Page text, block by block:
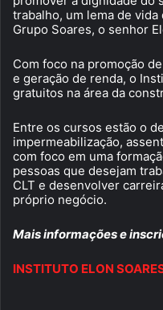
trabalho, um lema de
Grupo Soares, o senhor
Com foco na promoção
e geração de renda, o
gratuitos na área da
Entre os cursos estão o
impermeabilização,
com foco em uma
pessoas que desejam
CLT e desenvolver
próprio negócio.
Mais informações e
INSTITUTO ELON